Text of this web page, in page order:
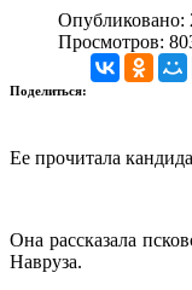
Опубликовано:
Просмотров:
Поделиться:
Ее прочитала
Она рассказала
Навруза.